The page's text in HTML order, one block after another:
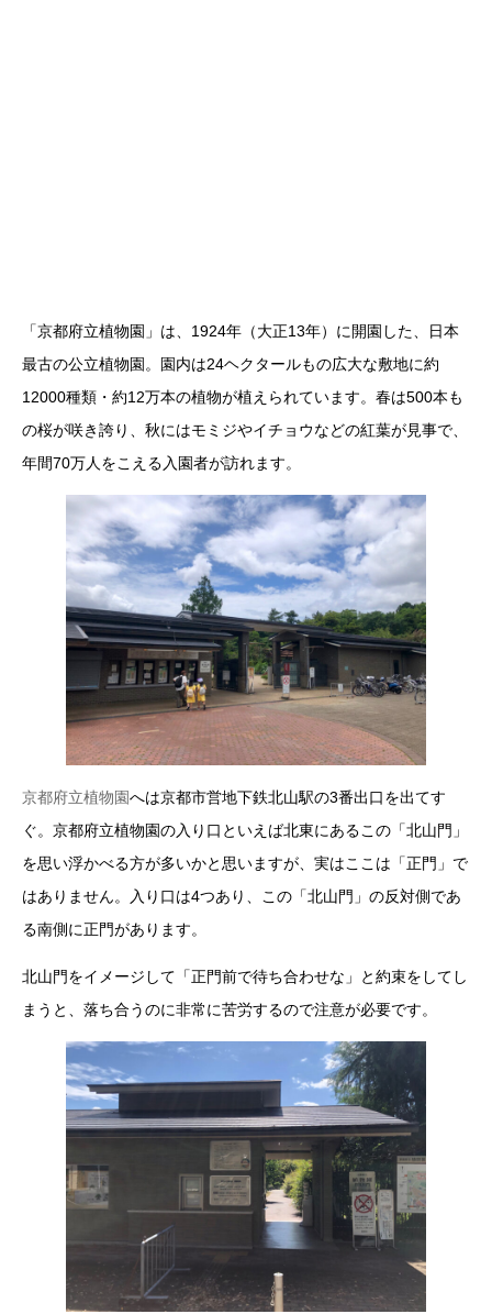
「京都府立植物園」は、1924年（大正13年）に開園した、日本
最古の公立植物園。園内は24ヘクタールもの広大な敷地に約
12000種類・約12万本の植物が植えられています。春は500本も
の桜が咲き誇り、秋にはモミジやイチョウなどの紅葉が見事で、
年間70万人をこえる入園者が訪れます。
京都府立植物園へは京都市営地下鉄北山駅の3番出口を出てす
ぐ。京都府立植物園の入り口といえば北東にあるこの「北山門」
を思い浮かべる方が多いかと思いますが、実はここは「正門」で
はありません。入り口は4つあり、この「北山門」の反対側であ
る南側に正門があります。
北山門をイメージして「正門前で待ち合わせな」と約束をしてし
まうと、落ち合うのに非常に苦労するので注意が必要です。